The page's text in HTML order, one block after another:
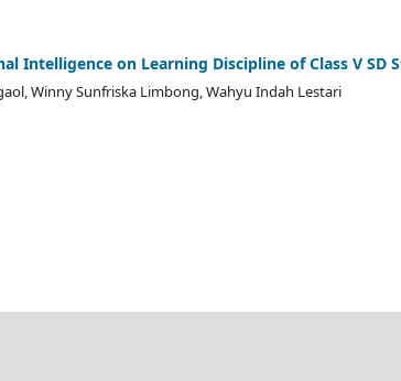
Intelligence on Learning Discipline of Class V SD
Winny Sunfriska Limbong, Wahyu Indah Lestari